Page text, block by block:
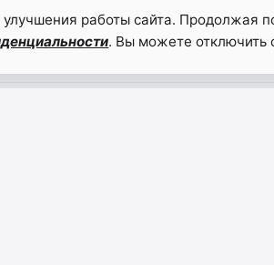
работы сайта. Продолжая
. Вы можете отключить